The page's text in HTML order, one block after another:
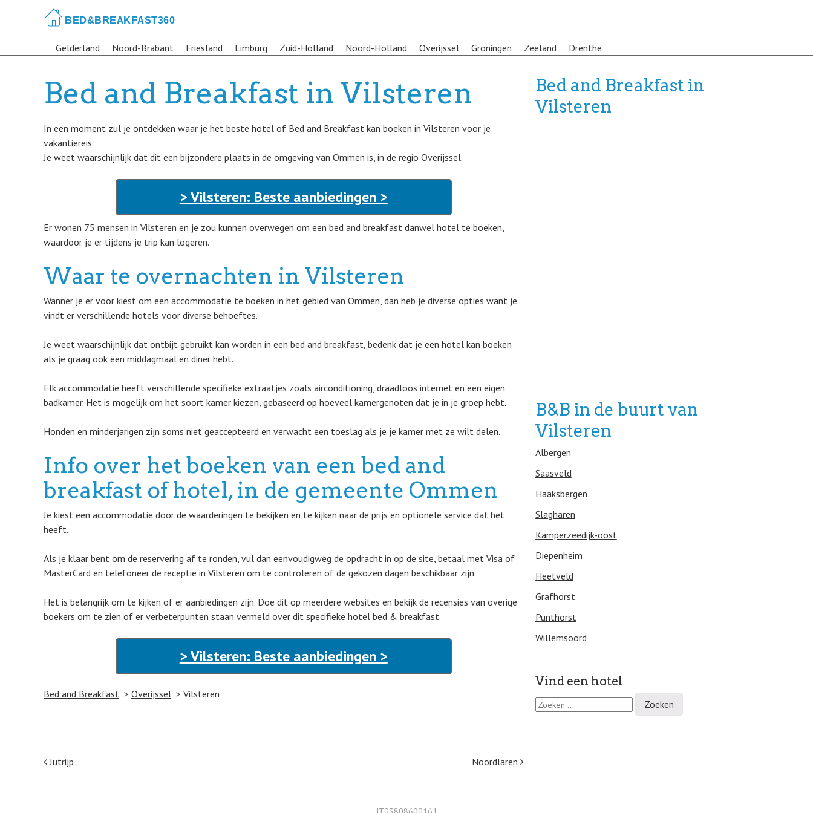
Gelderland Noord-Brabant Friesland Limburg Zuid-Holland Noord-Holland Overijssel Groningen Zeeland Drenthe
Bed and Breakfast in Vilsteren
In een moment zul je ontdekken waar je het beste hotel of Bed and Breakfast kan boeken in Vilsteren voor je
vakantiereis.
Je weet waarschijnlijk dat dit een bijzondere plaats in de omgeving van Ommen is, in de regio Overijssel.
> Vilsteren: Beste aanbiedingen >
Er wonen 75 mensen in Vilsteren en je zou kunnen overwegen om een bed and breakfast danwel hotel te boeken,
waardoor je er tijdens je trip kan logeren.
Waar te overnachten in Vilsteren
Wanner je er voor kiest om een accommodatie te boeken in het gebied van Ommen, dan heb je diverse opties want je
vindt er verschillende hotels voor diverse behoeftes.
Je weet waarschijnlijk dat ontbijt gebruikt kan worden in een bed and breakfast, bedenk dat je een hotel kan boeken
als je graag ook een middagmaal en diner hebt.
Elk accommodatie heeft verschillende specifieke extraatjes zoals airconditioning, draadloos internet en een eigen
badkamer. Het is mogelijk om het soort kamer kiezen, gebaseerd op hoeveel kamergenoten dat je in je groep hebt.
Honden en minderjarigen zijn soms niet geaccepteerd en verwacht een toeslag als je je kamer met ze wilt delen.
Info over het boeken van een bed and
breakfast of hotel, in de gemeente Ommen
Je kiest een accommodatie door de waarderingen te bekijken en te kijken naar de prijs en optionele service dat het
heeft.
Als je klaar bent om de reservering af te ronden, vul dan eenvoudigweg de opdracht in op de site, betaal met Visa of
MasterCard en telefoneer de receptie in Vilsteren om te controleren of de gekozen dagen beschikbaar zijn.
Het is belangrijk om te kijken of er aanbiedingen zijn. Doe dit op meerdere websites en bekijk de recensies van overige
boekers om te zien of er verbeterpunten staan vermeld over dit specifieke hotel bed & breakfast.
> Vilsteren: Beste aanbiedingen >
Bed and Breakfast Overijssel Vilsteren
Post navigation
Jutrijp Noordlaren
Bed and Breakfast in
Vilsteren
B&B in de buurt van
Vilsteren
Albergen
Saasveld
Haaksbergen
Slagharen
Kamperzeedijk-oost
Diepenheim
Heetveld
Grafhorst
Punthorst
Willemsoord
Vind een hotel
Z
o